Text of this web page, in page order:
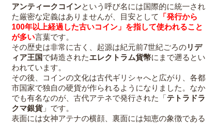
アンティークコインという呼び名には国際的に統一され
た厳密な定義はありませんが、目安として
「発行から
100年以上経過した古いコイン」を指して使われること
が多い言葉です。
その歴史は非常に古く、起源は紀元前7世紀ごろのリデ
ィア王国で鋳造されたエレクトラム貨幣にまで遡るとい
われています。
その後、コインの文化は古代ギリシャへと広がり、各都
市国家で独自の硬貨が作られるようになりました。なか
でも有名なのが、古代アテネで発行された「 テトラドラ
クマ銀貨」です。
表面には女神アテナの横顔、裏面には知恵の象徴である